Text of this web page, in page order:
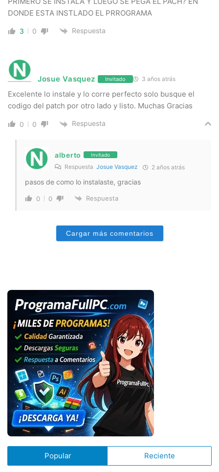
DONDE ESTA INSTLADO EL PRROGRAMA
3 0 Respuesta
Josue Vasquez Invitado 3 años atrás
Excelente lo instale y lo corre perfecto solo busque el
codigo del patch por otro lado y listo. Muchas Gracias
0 0 Respuesta
alberto Invitado
Respuesta Josue Vasquez 2 años atrás
pasos de como lo instalaste, gracias
0 0 Respuesta
Cargar más comentarios
Popular Reciente